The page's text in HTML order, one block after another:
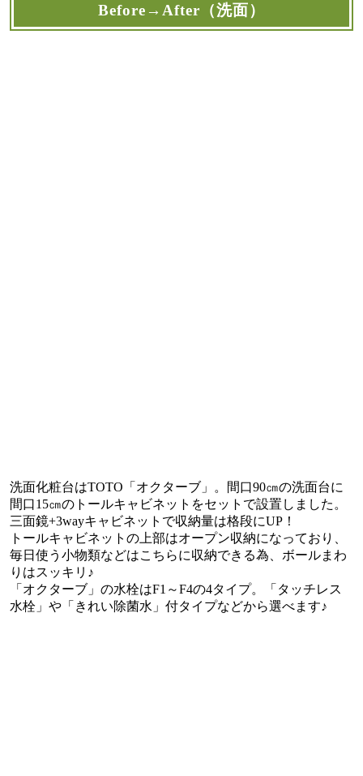
Before→After（洗面）
洗面化粧台はTOTO「オクターブ」。間口90㎝の洗面台に
間口15㎝のトールキャビネットをセットで設置しました。
三面鏡+3wayキャビネットで収納量は格段にUP！
トールキャビネットの上部はオープン収納になっており、
毎日使う小物類などはこちらに収納できる為、ボールまわ
りはスッキリ♪
「オクターブ」の水栓はF1～F4の4タイプ。「タッチレス
水栓」や「きれい除菌水」付タイプなどから選べます♪